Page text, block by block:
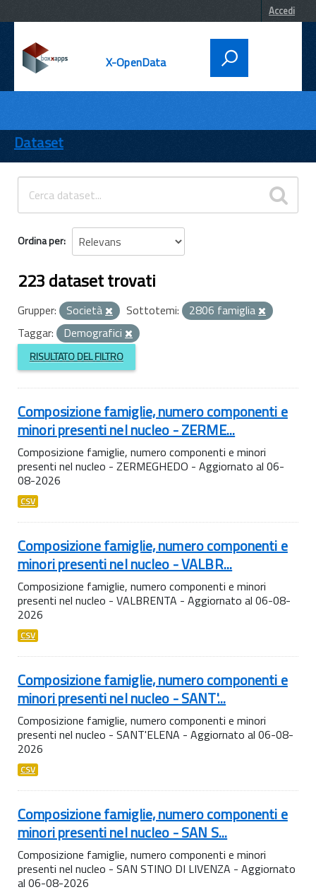
Accedi
X-OpenData
ENTI
TEMI
INFORMAZIONI
Dataset
Ordina per
223 dataset trovati
Grupper: Società Sottotemi:
2806 famiglia
Taggar:
Demografici
RISULTATO DEL FILTRO
Composizione famiglie, numero componenti e
minori presenti nel nucleo - ZERME...
Composizione famiglie, numero componenti e minori
presenti nel nucleo - ZERMEGHEDO - Aggiornato al 06-
08-2026
CSV
Composizione famiglie, numero componenti e
minori presenti nel nucleo - VALBR...
Composizione famiglie, numero componenti e minori
presenti nel nucleo - VALBRENTA - Aggiornato al 06-08-
2026
CSV
Composizione famiglie, numero componenti e
minori presenti nel nucleo - SANT'...
Composizione famiglie, numero componenti e minori
presenti nel nucleo - SANT'ELENA - Aggiornato al 06-08-
2026
CSV
Composizione famiglie, numero componenti e
minori presenti nel nucleo - SAN S...
Composizione famiglie, numero componenti e minori
presenti nel nucleo - SAN STINO DI LIVENZA - Aggiornato
al 06-08-2026